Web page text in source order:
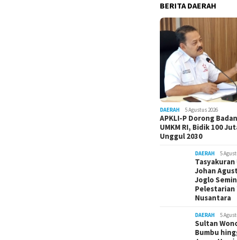
BERITA DAERAH
DAERAH 5 Agustus 2026
APKLI-P Dorong
UMKM RI, Bidik 100
Unggul 2030
DAERAH 5
Tasyakuran
Johan
Joglo
Pelestarian
Nusantara
DAERAH 5
Sultan
Bumbu